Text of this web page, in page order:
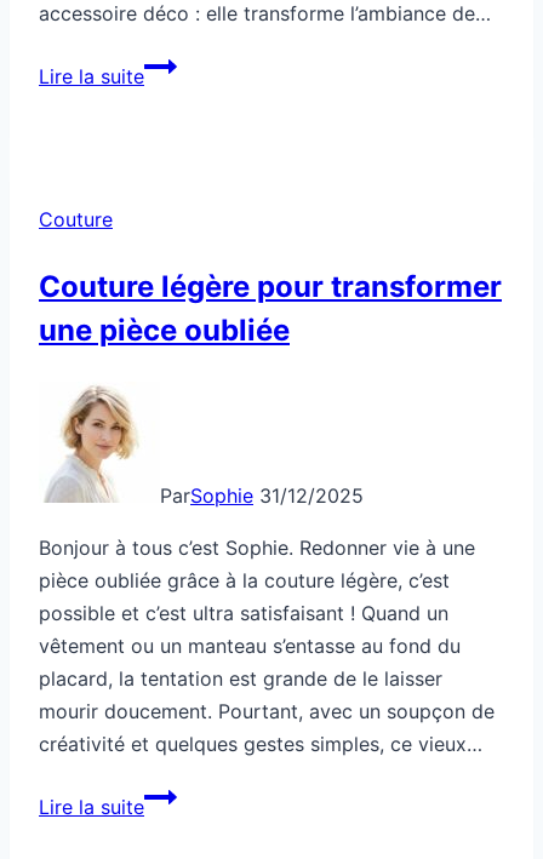
accessoire déco : elle transforme l’ambiance de…
Lire la suiteCouture:
sans
galérer
Couture
Couture légère pour transformer
une pièce oubliée
ParSophie 31/12/2025
Bonjour à tous c’est Sophie. Redonner vie à une
pièce oubliée grâce à la couture légère, c’est
possible et c’est ultra satisfaisant ! Quand un
vêtement ou un manteau s’entasse au fond du
placard, la tentation est grande de le laisser
mourir doucement. Pourtant, avec un soupçon de
créativité et quelques gestes simples, ce vieux…
Lire la suiteCouture